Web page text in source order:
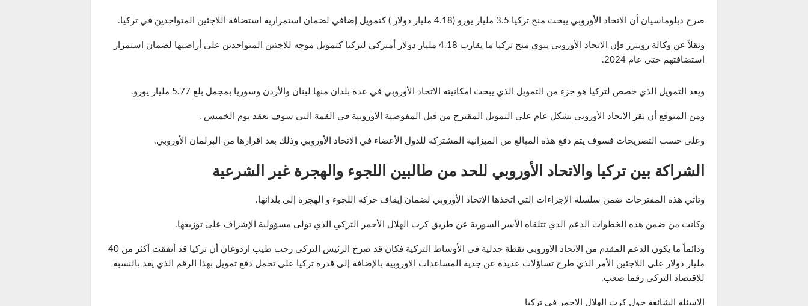
صرح دبلوماسيان أن الاتحاد الأوروبي يبحث منح تركيا 3.5 مليار يورو (4.18 مليار دولار ) كتمويل إضافي لضمان استمرارية استضافة اللاجئين المتواجدين في تركيا.
ونقلاً عن وكالة رويترز فإن الاتحاد الأوروبي ينوي منح تركيا ما يقارب 4.18 مليار دولار أميركي لتركيا كتمويل موجه للاجئين المتواجدين على أراضيها لضمان استمرار
استضافتهم حتى عام 2024.
ويعد التمويل الذي خصص لتركيا هو جزء من التمويل الذي يبحث امكانيته الاتحاد الأوروبي في عدة بلدان منها لبنان والأردن وسوريا بمجمل بلغ 5.77 مليار يورو.
ومن المتوقع أن يقر الاتحاد الأوروبي بشكل عام على التمويل المقترح من قبل المفوضية الأوروبية في القمة التي سوف تعقد يوم الخميس .
وعلى حسب التصريحات فسوف يتم دفع هذه المبالغ من الميزانية المشتركة للدول الأعضاء في الاتحاد الأوروبي وذلك بعد اقرارها من البرلمان الأوروبي.
الشراكة بين تركيا والاتحاد الأوروبي للحد من طالبين اللجوء والهجرة غير الشرعية
وتأتي هذه المقترحات ضمن سلسلة الإجراءات التي اتخذها الاتحاد الأوروبي لضمان إيقاف حركة اللجوء و الهجرة إلى بلدانها.
وكانت من ضمن هذه الخطوات الدعم الذي تتلقاه الأسر السورية عن طريق كرت الهلال الأحمر التركي الذي تولى مسؤولية الإشراف على توزيعها.
ودائماً ما يكون الدعم المقدم من الاتحاد الاوروبي نقطة جدلية في الأوساط التركية فكان قد صرح الرئيس التركي رجب طيب اردوغان أن تركيا قد أنفقت أكثر من 40
مليار دولار على اللاجئين الأمر الذي طرح تساؤلات عديدة عن جدية المساعدات الاوروبية بالإضافة إلى قدرة تركيا على تحمل دفع تمويل بهذا الرقم الذي يعد بالنسبة
للاقتصاد التركي رقما صعب.
الاسئلة الشائعة حول كرت الهلال الاحمر في تركيا